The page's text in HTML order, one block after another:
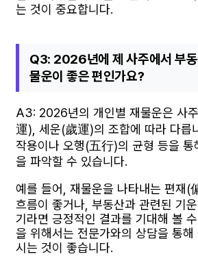
는 것이 중요합니다.
Q3: 2026년에 제 사주에서 부동
물운이 좋은 편인가요?
A3: 2026년의 개인별 재물운은 사
運), 세운(歲運)의 조합에 따라 다릅
작용이나 오행(五行)의 균형 등을 통
을 파악할 수 있습니다.
예를 들어, 재물운을 나타내는 편재(
흐름이 좋거나, 부동산과 관련된 기
기라면 긍정적인 결과를 기대해 볼
을 위해서는 전문가와의 상담을 통
시는 것이 좋습니다.